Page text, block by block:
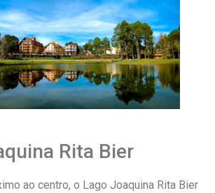
Rita Bier
ao centro, o Lago Joaquina Rita Bier